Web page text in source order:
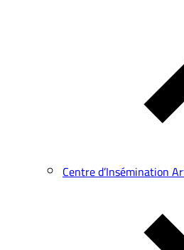
Centre d’Insémination